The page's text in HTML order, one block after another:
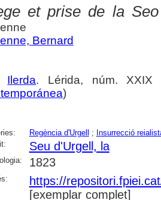
et prise de la
Bernard
Ilerda. Lérida, núm. XXIX
)
Regència d'Urgell ; Insurrecció
Seu d'Urgell, la
1823
https://
[exemplar complet]